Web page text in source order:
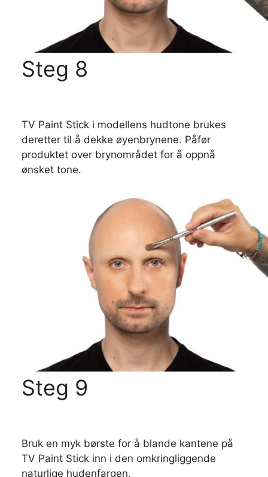
Steg 8
TV Paint Stick i modellens hudtone brukes
deretter til å dekke øyenbrynene. Påfør
produktet over brynområdet for å oppnå
ønsket tone.
Steg 9
Bruk en myk børste for å blande kantene på
TV Paint Stick inn i den omkringliggende
naturlige hudenfargen.